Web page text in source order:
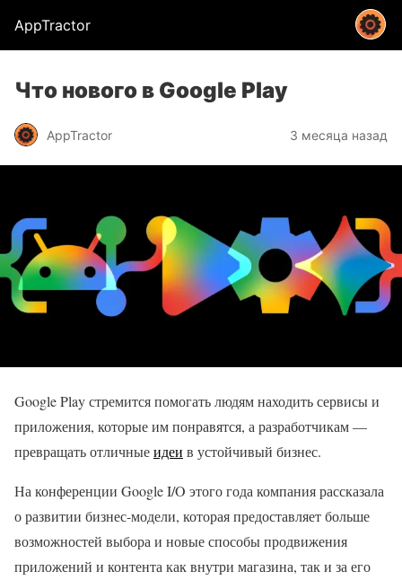
AppTractor
Что нового в Google Play
AppTractor 3 месяца назад
Google Play стремится помогать людям находить сервисы и
приложения, которые им понравятся, а разработчикам —
превращать отличныеидеи в устойчивый бизнес.
На конференции Google I/O этого года компания рассказала
о развитии бизнес-модели, которая предоставляет больше
возможностей выбора и новые способы продвижения
приложений и контента как внутри магазина, так и за его